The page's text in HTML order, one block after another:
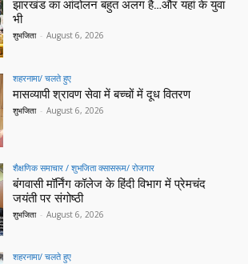
झारखंड का आंदोलन बहुत अलग है…और यहां के युवा
भी
शुभजिता - August 6, 2026
शहरनामा/ चलते हुए
मासव्यापी श्रावण सेवा में बच्चों में दूध वितरण
शुभजिता - August 6, 2026
शैक्षणिक समाचार / शुभजिता क्सासरूम/ रोजगार
बंगवासी मॉर्निंग कॉलेज के हिंदी विभाग में प्रेमचंद
जयंती पर संगोष्ठी
शुभजिता - August 6, 2026
शहरनामा/ चलते हुए